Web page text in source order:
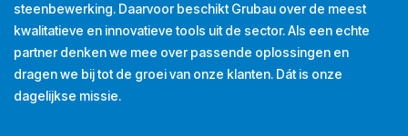
steenbewerking. Daarvoor beschikt Grubau over de meest
kwalitatieve en innovatieve tools uit de sector. Als een echte
partner denken we mee over passende oplossingen en
dragen we bij tot de groei van onze klanten. Dát is onze
dagelijkse missie.